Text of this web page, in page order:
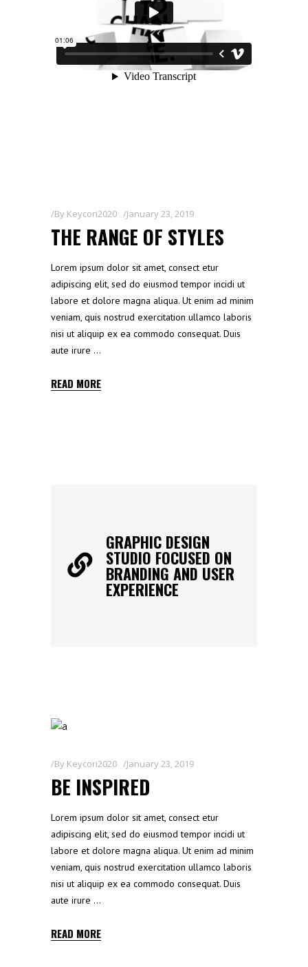
By Keycori2020 January 23, 2019
THE RANGE OF STYLES
Lorem ipsum dolor sit amet, consect etur
adipiscing elit, sed do eiusmod tempor incidi ut
labore et dolore magna aliqua. Ut enim ad minim
veniam, quis nostrud exercitation ullamco laboris
nisi ut aliquip ex ea commodo consequat. Duis
aute irure
READ MORE
GRAPHIC DESIGN
STUDIO FOCUSED ON
BRANDING AND USER
EXPERIENCE
By Keycori2020 January 23, 2019
BE INSPIRED
Lorem ipsum dolor sit amet, consect etur
adipiscing elit, sed do eiusmod tempor incidi ut
labore et dolore magna aliqua. Ut enim ad minim
veniam, quis nostrud exercitation ullamco laboris
nisi ut aliquip ex ea commodo consequat. Duis
aute irure
READ MORE